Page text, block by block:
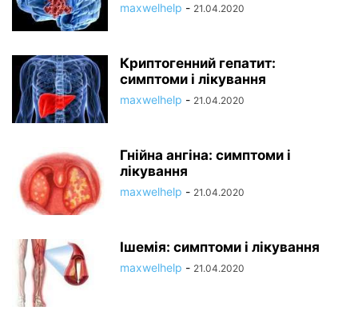
maxwelhelp - 21.04.2020
Криптогенний гепатит:
симптоми і лікування
maxwelhelp - 21.04.2020
Гнійна ангіна: симптоми і
лікування
maxwelhelp - 21.04.2020
Ішемія: симптоми і лікування
maxwelhelp - 21.04.2020